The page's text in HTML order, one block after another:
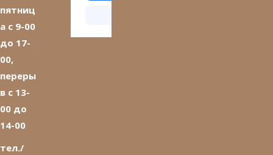
пятниц
а с 9-00
до 17-
00,
переры
в с 13-
00 до
14-00
тел./